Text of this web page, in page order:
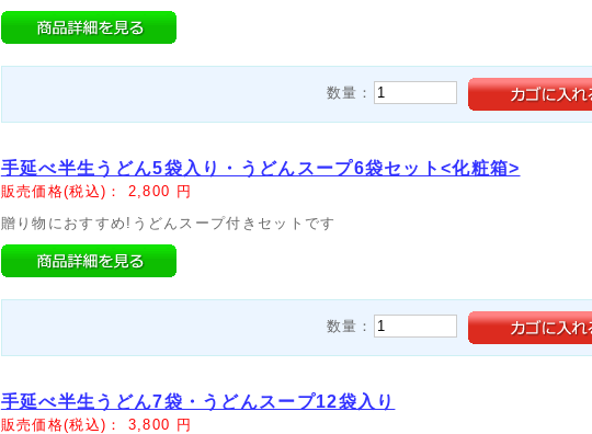
数量：
手延べ半生うどん5袋入り・うどんスープ6袋セット<化粧箱>
販売価格(税込)： 2,800 円
贈り物におすすめ!うどんスープ付きセットです
数量：
手延べ半生うどん7袋・うどんスープ12袋入り
販売価格(税込)： 3,800 円